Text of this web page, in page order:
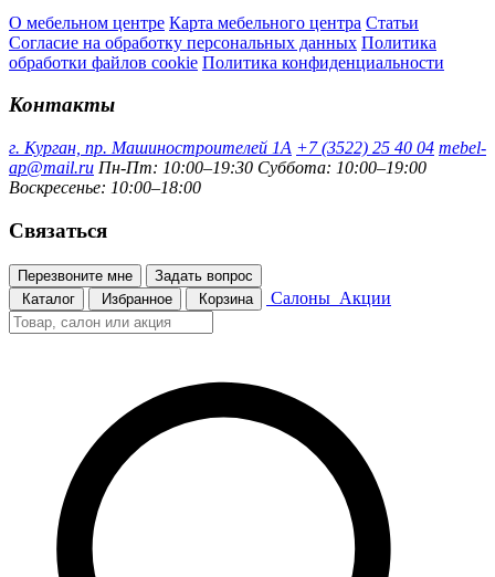
О мебельном центре Карта мебельного центра Статьи
Согласие на обработку персональных данных Политика
обработки файлов cookie Политика конфиденциальности
Контакты
г. Курган, пр. Машиностроителей 1А +7 (3522) 25 40 04 mebel-
ap@mail.ru Пн-Пт: 10:00–19:30 Суббота: 10:00–19:00
Воскресенье: 10:00–18:00
Связаться
Перезвоните мне
Задать вопрос
Каталог
Избранное Корзина Салоны Акции